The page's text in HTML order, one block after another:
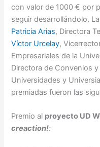
con valor de 1000 € por
seguir desarrollándolo.
Patricia Arias, Directora
Víctor Urcelay,
Empresariales de la
Directora de Convenios
Universidades y
premiadas fueron las
Premio al proyecto UD
creaction!: